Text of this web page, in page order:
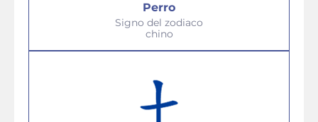
Perro
Signo del zodiaco
chino